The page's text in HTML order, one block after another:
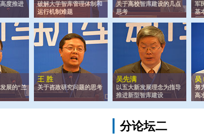
度推进
破解大学智库管理体制和
运行机制难题
关于高校智库建设的几点
思考
军
基
展的“兰
王 胜
关于咨政研究问题的思考
吴先满
以五大新发展理念为指导
推进新型智库建设
吴
努
高
分论坛二